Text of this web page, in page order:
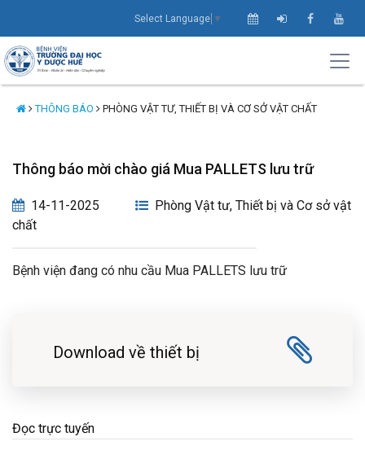
Select Language ▼
THÔNG BÁO PHÒNG VẬT TƯ, THIẾT BỊ VÀ CƠ SỞ VẬT CHẤT
Thông báo mời chào giá Mua PALLETS lưu trữ
14-11-2025
Phòng Vật tư, Thiết bị và Cơ sở vật
chất
Bệnh viện đang có nhu cầu Mua PALLETS lưu trữ
Download về thiết bị
Đọc trực tuyến